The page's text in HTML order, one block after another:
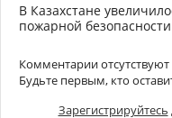
В Казахстане
пожарной безопасности
Комментарии отсутствуют
Будьте первым, кто
Зарегистрируйтесь